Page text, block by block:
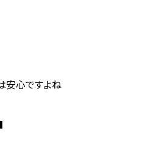
安心ですよね